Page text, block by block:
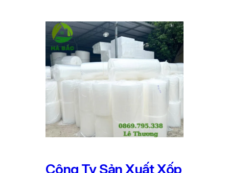
Công Ty Sản Xuất Xốp